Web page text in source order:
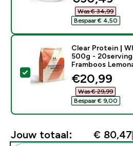
Was € 34,99‎
Bespaar € 4,50‎
Selecteer dit product -
Clear Protein |
500g -
Framboos
discounted
€20,99‎
Was € 29,99‎
Bespaar € 9,00‎
Jouw totaal: € 80,47‎